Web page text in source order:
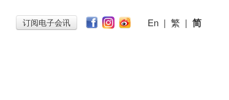
订阅电子会讯 En | 繁 | 简